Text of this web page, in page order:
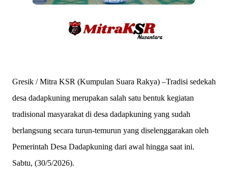
Gresik / Mitra KSR (Kumpulan Suara Rakya) –Tradisi sedekah
desa dadapkuning merupakan salah satu bentuk kegiatan
tradisional masyarakat di desa dadapkuning yang sudah
berlangsung secara turun-temurun yang diselenggarakan oleh
Pemerintah Desa Dadapkuning dari awal hingga saat ini.
Sabtu, (30/5/2026).